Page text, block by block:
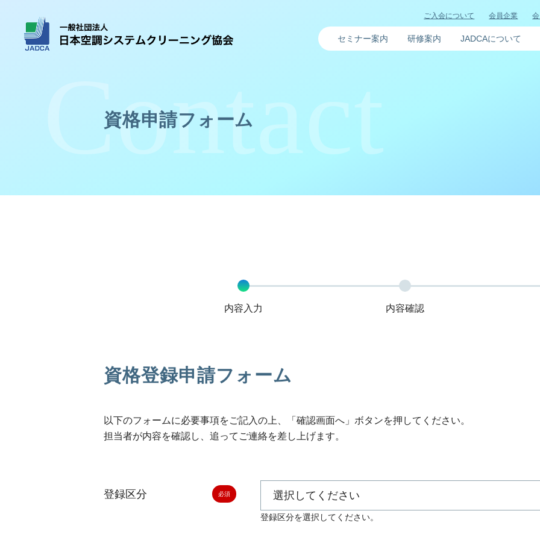
ご入会について 会員企業
セミナー案内 研修案内 JADCAについて
資格申請フォーム
内容入力 内容確認
資格登録申請フォーム
以下のフォームに必要事項をご記入の上、「確認画面へ」ボタンを押してください。
担当者が内容を確認し、追ってご連絡を差し上げます。
登録区分
登録区分を選択してください。